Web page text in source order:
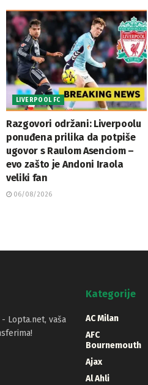
LIVERPOOL FC
Razgovori održani: Liverpoolu
ponuđena prilika da potpiše
ugovor s Raulom Asenciom –
evo zašto je Andoni Iraola
veliki fan
06/08/2026
Lopta.net, vaša
Kategorije
AC Milan
AFC
Bournemouth
Ajax
Al Ahli